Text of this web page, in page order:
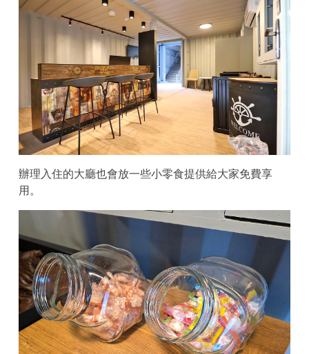
辦理入住的大廳也會放一些小零食提供給大家免費享
用。